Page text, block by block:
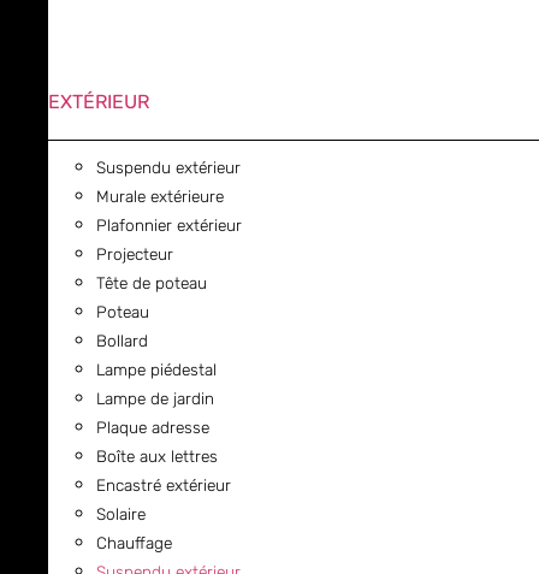
EXTÉRIEUR
Suspendu extérieur
Murale extérieure
Plafonnier extérieur
Projecteur
Tête de poteau
Poteau
Bollard
Lampe piédestal
Lampe de jardin
Plaque adresse
Boîte aux lettres
Encastré extérieur
Solaire
Chauffage